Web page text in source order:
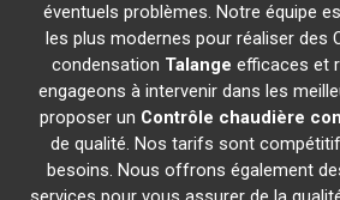
éventuels problèmes. Notre équipe
les plus modernes pour réaliser des
condensation Talange efficaces et
engageons à intervenir dans les
proposer un Contrôle chaudière
de qualité. Nos tarifs sont
besoins. Nous offrons également